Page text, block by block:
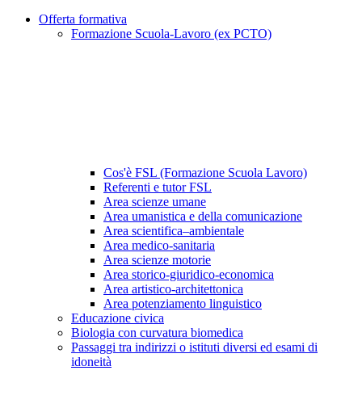
Offerta formativa
Formazione Scuola-Lavoro (ex PCTO)
Cos'è FSL (Formazione Scuola Lavoro)
Referenti e tutor FSL
Area scienze umane
Area umanistica e della comunicazione
Area scientifica–ambientale
Area medico-sanitaria
Area scienze motorie
Area storico-giuridico-economica
Area artistico-architettonica
Area potenziamento linguistico
Educazione civica
Biologia con curvatura biomedica
Passaggi tra indirizzi o istituti diversi ed esami di
idoneità